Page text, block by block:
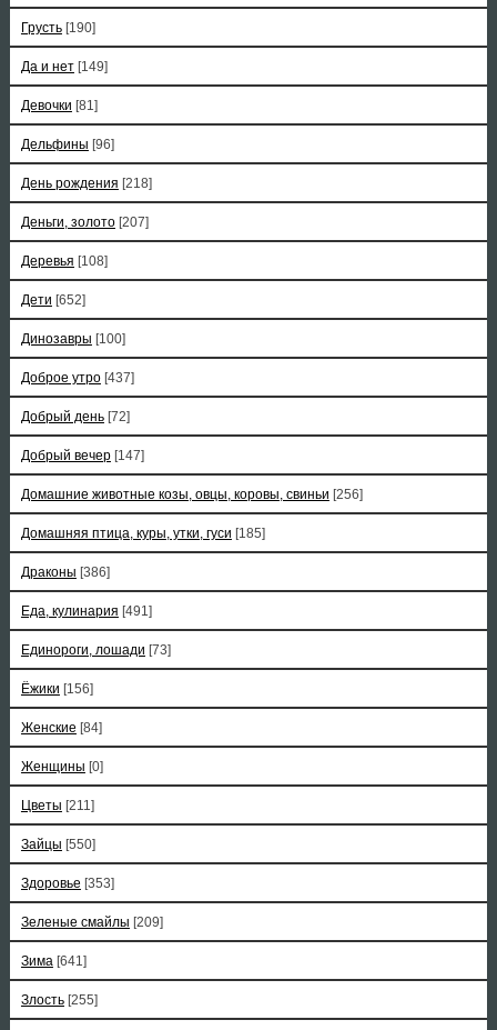
Грусть [190]
Да и нет [149]
Девочки [81]
Дельфины [96]
День рождения [218]
Деньги, золото [207]
Деревья [108]
Дети [652]
Динозавры [100]
Доброе утро [437]
Добрый день [72]
Добрый вечер [147]
Домашние животные козы, овцы, коровы, свиньи [256]
Домашняя птица, куры, утки, гуси [185]
Драконы [386]
Еда, кулинария [491]
Единороги, лошади [73]
Ёжики [156]
Женские [84]
Женщины [0]
Цветы [211]
Зайцы [550]
Здоровье [353]
Зеленые смайлы [209]
Зима [641]
Злость [255]